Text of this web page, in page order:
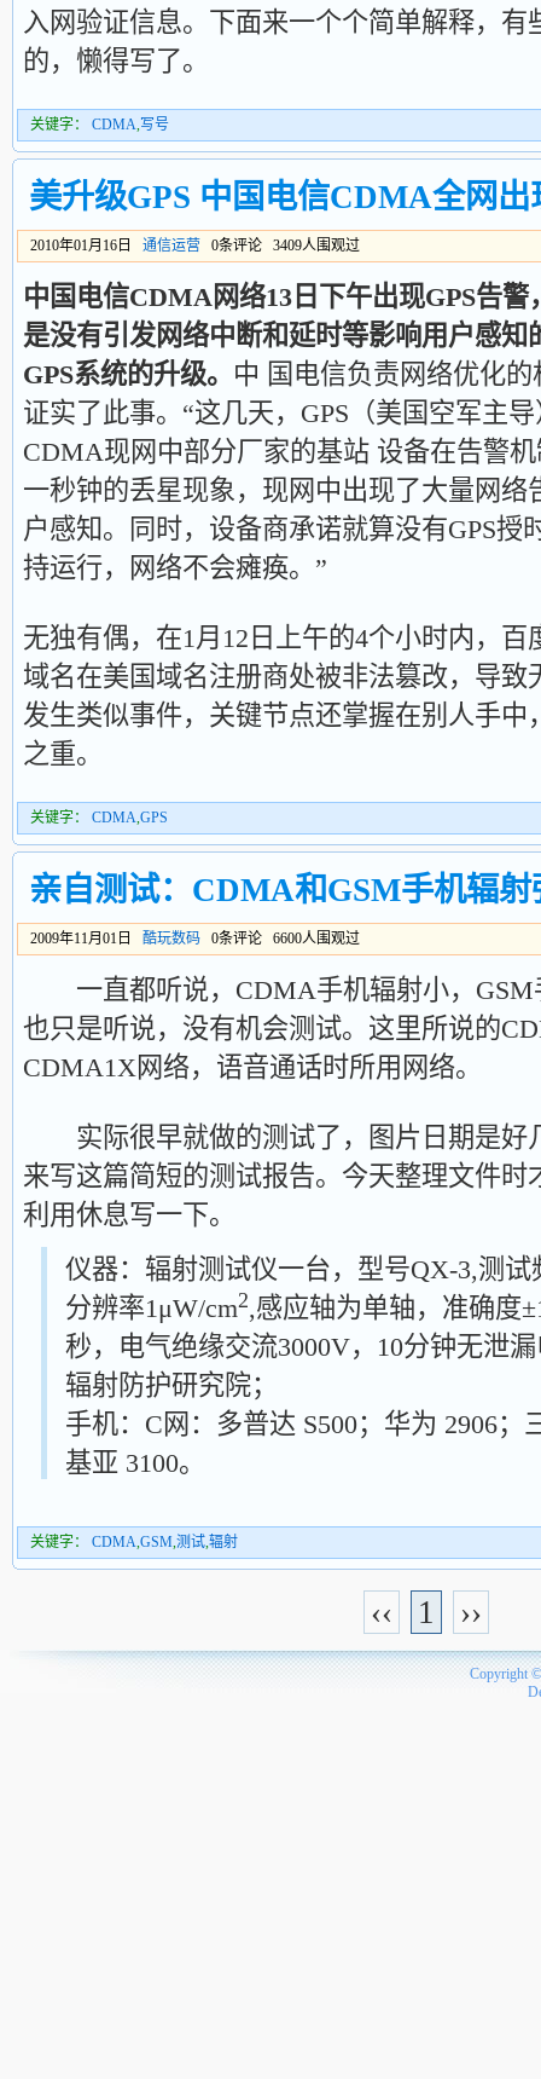
入网验证信息。下面来一个个简单解释，有
的，懒得写了。
关键字： CDMA,写号
美升级GPS 中国电信CDMA全网出
2010年01月16日 通信运营 0条评论 3409人围观过
中国电信CDMA网络13日下午出现GPS告
是没有引发网络中断和延时等影响用户感知
GPS系统的升级。 中 国电信负责网络优化
证实了此事。“这几天，GPS（美国空军主
CDMA现网中部分厂家的基站 设备在告警
一秒钟的丢星现象，现网中出现了大量网络
户感知。同时，设备商承诺就算没有GPS授
持运行，网络不会瘫痪。”
无独有偶，在1月12日上午的4个小时内，百
域名在美国域名注册商处被非法篡改，导致
发生类似事件，关键节点还掌握在别人手中
之重。
关键字： CDMA,GPS
亲自测试：CDMA和GSM手机辐射
2009年11月01日 酷玩数码 0条评论 6600人围观过
一直都听说，CDMA手机辐射小，GSM
也只是听说，没有机会测试。这里所说的
CDMA1X网络，语音通话时所用网络。
实际很早就做的测试了，图片日期是好
来写这篇简短的测试报告。今天整理文件时
利用休息写一下。
仪器：辐射测试仪一台，型号QX-3,测试
分辨率1μW/cm2,感应轴为单轴，准确度
秒，电气绝缘交流3000V，10分钟无泄
辐射防护研究院；
手机：C网：多普达 S500；华为 2906；
基亚 3100。
关键字： CDMA,GSM,测试,辐射
‹‹ 1 ››
Copyright